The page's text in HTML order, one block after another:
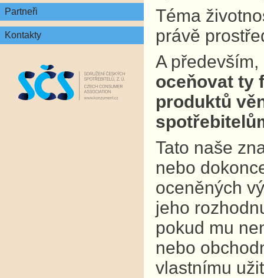
Partneři
Kontakty
Téma
právě
A především,
oceňovat ty
produktů
Tato naše
nebo
oceněných
jeho
pokud mu
nebo
vlastnímu